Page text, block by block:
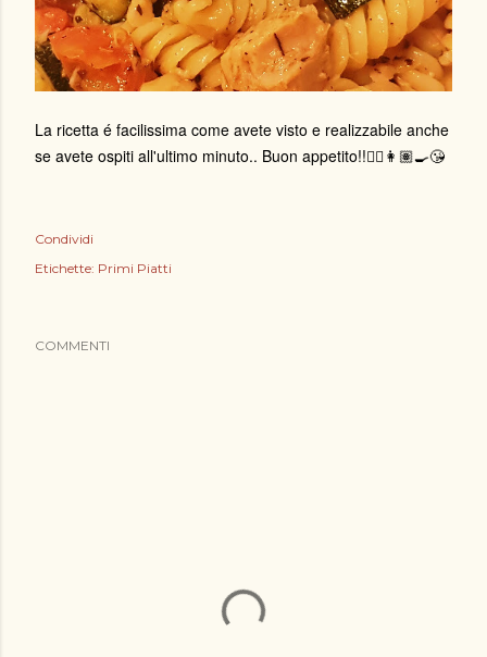
La ricetta é facilissima come avete visto e realizzabile anche
se avete ospiti all'ultimo minuto.. Buon appetito!!🙋‍♀️👩🏽‍🍳😘
Condividi
Etichette: Primi Piatti
COMMENTI